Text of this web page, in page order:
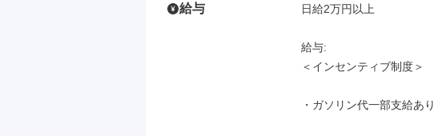
給与 日給2万円以上
給与:
＜インセンティブ制度＞
・ガソリン代一部支給あり